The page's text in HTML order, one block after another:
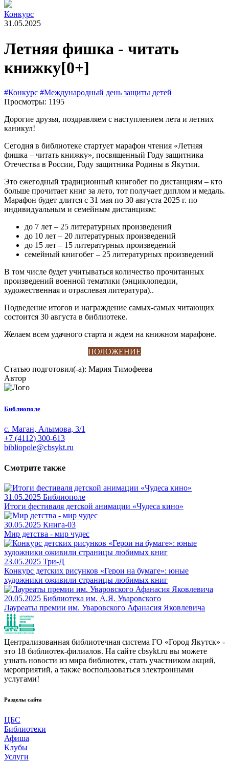
Конкурс
31.05.2025
Летняя фишка - читать
книжку[0+]
#Конкурс #Международный день защиты детей
Просмотры: 1195
Дорогие друзья, поздравляем с наступлением лета и летних
каникул!
Сегодня в библиотеке стартует марафон чтения «Летняя
фишка – читать книжку», посвященный Году защитника
Отечества в России, Году защитника Родины в Якутии.
Это ежегодный традиционный книгобег по дистанциям – кто
больше прочитает книг за лето, тот получает диплом и медаль.
Марафон будет длится с 31 мая по 30 августа 2025 г. по
индивидуальным и семейным дистанциям:
до 7 лет – 25 литературных произведений
до 10 лет – 20 литературных произведений
до 15 лет – 15 литературных произведений
семейный книгобег – 25 литературных произведений
В том числе будет учитываться количество прочитанных
произведений военной тематики (энциклопедии,
художественная и отраслевая литература)..
Подведение итогов и награждение самых-самых читающих
состоится 30 августа в библиотеке.
Желаем всем удачного старта и ждем на книжном марафоне.
ПОЛОЖЕНИЕ
Статью подготовил(-а): Мария Тимофеева
Автор
Библиополе
с. Маган, Алымова, 3/1
+7 (4112) 300-613
bibliopole@cbsykt.ru
Смотрите также
31.05.2025 Библиополе
Итоги фестиваля детской анимации «Чудеса кино»
30.05.2025 Книга-03
Мир детства - мир чудес
23.05.2025 Три-Д
Конкурс детских рисунков «Герои на бумаге»: юные
художники оживили страницы любимых книг
20.05.2025 Библиотека им. А.Я. Уваровского
Лауреаты премии им. Уваровского Афанасия Яковлевича
Централизованная библиотечная система ГО «Город Якутск» -
это 18 библиотек-филиалов. На сайте cbsykt.ru вы можете
узнать новости из мира библиотек, стать участником акций,
мероприятий, а также воспользоваться электронными
услугами!
Разделы сайта
ЦБС
Библиотеки
Афиша
Клубы
Услуги